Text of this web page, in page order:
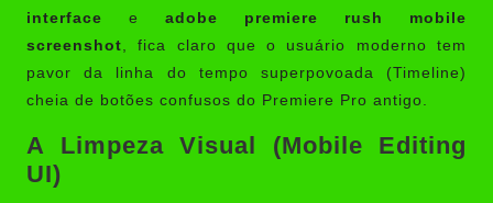
interface e adobe premiere rush mobile
screenshot , fica claro que o usuário moderno tem
pavor da linha do tempo superpovoada (Timeline)
cheia de botões confusos do Premiere Pro antigo.
A Limpeza Visual (Mobile Editing
UI)